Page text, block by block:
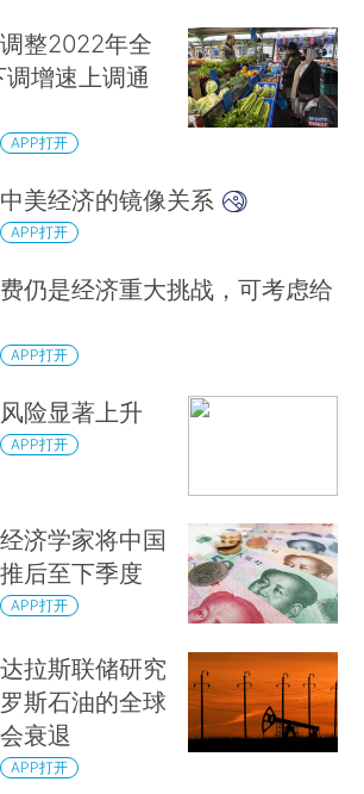
整2022年全
增速上调通
APP打开
美经济的镜像关系
APP打开
仍是经济重大挑战，可考虑给
APP打开
险显著上升
APP打开
济学家将中国
后至下季度
APP打开
拉斯联储研究
斯石油的全球
衰退
APP打开